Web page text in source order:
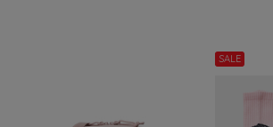
SALE